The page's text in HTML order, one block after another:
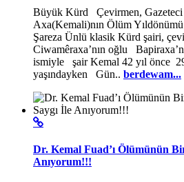
Büyük Kürd Çevirmen,
Axa(Kemali)nın Ölüm
Şareza Ünlü klasik Kürd şairi,
Ciwamêraxa’nın oğlu
ismiyle şair Kemal 42 yıl önce
yaşındayken Gün.. berdewam...
Dr. Kemal Fuad’ı Ölümünün
Anıyorum!!!